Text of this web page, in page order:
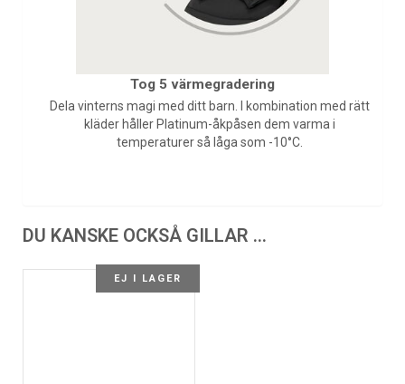
Tog 5 värmegradering
Dela vinterns magi med ditt barn. I kombination med rätt
kläder håller Platinum-åkpåsen dem varma i
temperaturer så låga som -10°C.
DU KANSKE OCKSÅ GILLAR …
EJ I LAGER